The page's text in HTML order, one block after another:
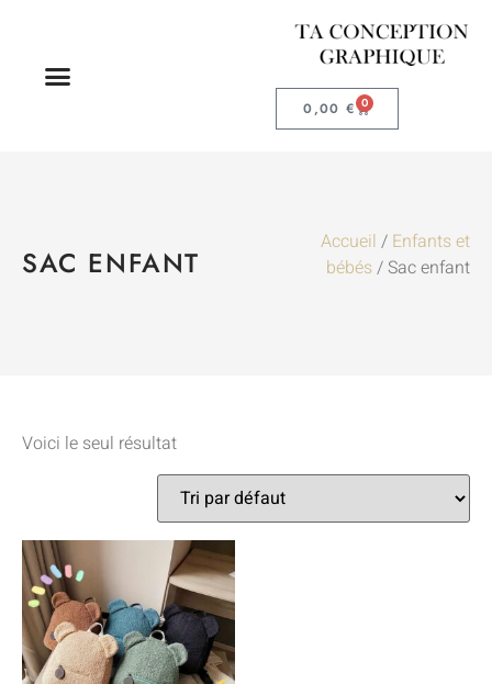
0,00 € 0
SAC ENFANT
Accueil / Enfants et
bébés/ Sac enfant
Voici le seul résultat